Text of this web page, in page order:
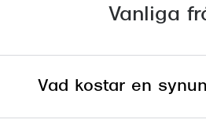
Vanliga
Vad kostar en